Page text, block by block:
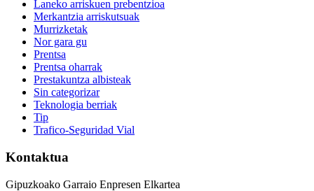
Laneko arriskuen prebentzioa
Merkantzia arriskutsuak
Murrizketak
Nor gara gu
Prentsa
Prentsa oharrak
Prestakuntza albisteak
Sin categorizar
Teknologia berriak
Tip
Trafico-Seguridad Vial
Kontaktua
Gipuzkoako Garraio Enpresen Elkartea